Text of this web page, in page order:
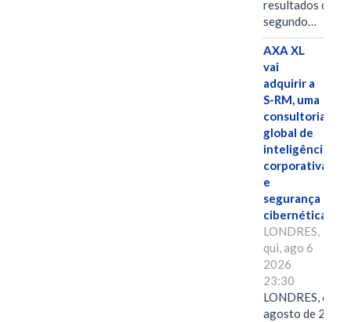
resultados do
segundo…
AXA XL
vai
adquirir a
S-RM, uma
consultoria
global de
inteligência
corporativa
e
segurança
cibernética
LONDRES,
qui, ago 6
2026
23:30
LONDRES, 6 de
agosto de 2026